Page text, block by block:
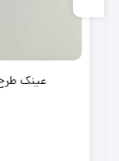
عینک طرح